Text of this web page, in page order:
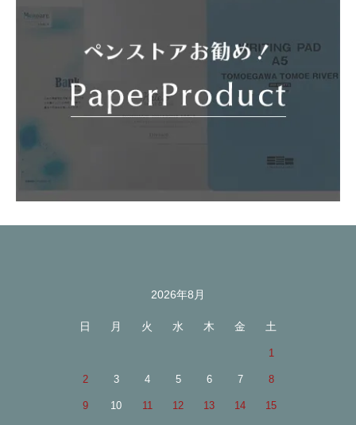
2026年8月
日 月 火 水 木 金 土
1
2 3 4 5 6 7 8
9 10 11 12 13 14 15